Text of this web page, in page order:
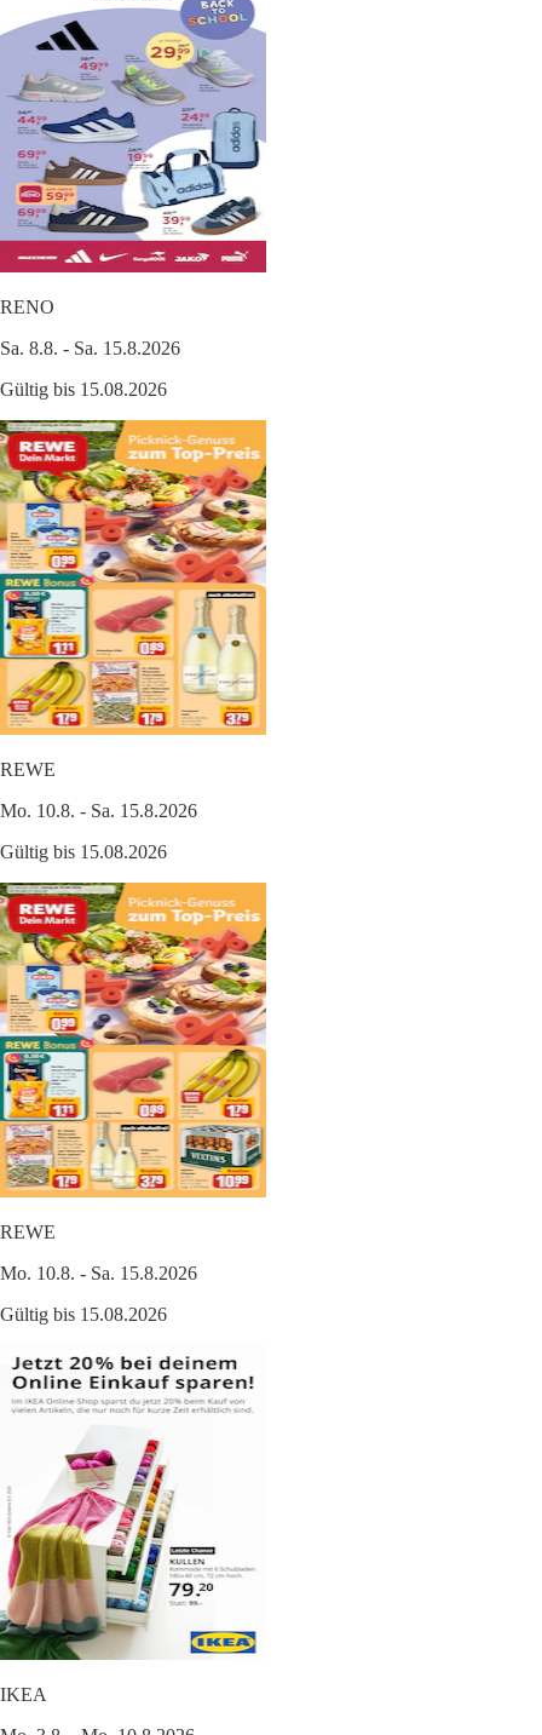
RENO
Sa. 8.8. - Sa. 15.8.2026
Gültig bis 15.08.2026
REWE
Mo. 10.8. - Sa. 15.8.2026
Gültig bis 15.08.2026
REWE
Mo. 10.8. - Sa. 15.8.2026
Gültig bis 15.08.2026
IKEA